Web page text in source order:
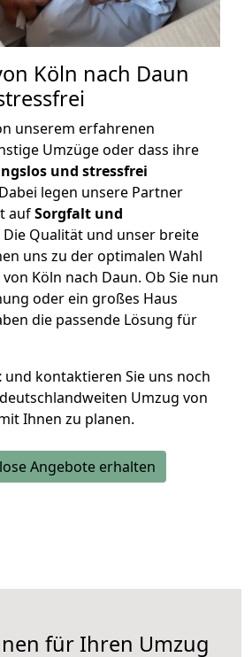
Köln nach Daun
unserem erfahrenen
Umzüge oder dass ihre
und stressfrei
legen unsere Partner
aufSorgfalt und
Die Qualität und unser breite
uns zu der optimalen Wahl
Köln nach Daun. Ob Sie nun
oder ein großes Haus
die passende Lösung für
und kontaktieren Sie uns noch
Umzug von
Ihnen zu planen.
Angebote erhalten
für Ihren Umzug